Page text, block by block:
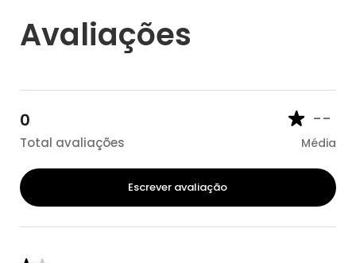
Avaliações
0
Total avaliações
--
Média
Escrever avaliação